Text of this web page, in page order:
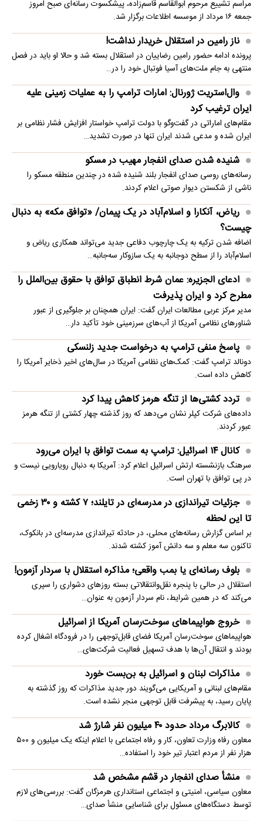
مراسم تشییع مرحوم ابوالقاسم قاسم‌زاده، پیشکسوت رسانه‌ای صبح امروز
جمعه ۱۶ مرداد از موسسه اطلاعات برگزار شد.
ناز رامین در استقلال خریدار نداشت!
پرونده ادامه حضور رامین رضاییان در استقلال بسته شد و حالا او باید در فصل
منتهی به جام ملت‌های آسیا فوتبال خود را در…
وال‌استریت ژورنال: امارات ترامپ را به عملیات زمینی علیه
ایران ترغیب کرد
مقام‌های اماراتی در گفت‌وگو با دولت ترامپ خواستار افزایش فشار نظامی بر
ایران شده و مدعی شدند ایران تنها در صورت تشدید…
شنیده شدن صدای انفجار مهیب در مسکو
رسانه‌های روسی صدای انفجار بلند شنیده شده در چندین منطقه مسکو را
ناشی از شکستن دیوار صوتی اعلام کردند.
ریاض، آنکارا و اسلام‌آباد در یک پیمان/ «توافق مکه» به دنبال
چیست؟
اضافه شدن ترکیه به یک چارچوب دفاعی جدید می‌تواند همکاری ریاض و
اسلام‌آباد را از سطح دوجانبه به یک سازوکار سه‌جانبه…
ادعای الجزیره: عمان شرط انطباق توافق با حقوق بین‌الملل را
مطرح کرد و ایران پذیرفت
مدیر مرکز عربی مطالعات ایران گفت: ایران همچنان بر جلوگیری از عبور
شناورهای نظامی آمریکا از آب‌های سرزمینی خود تأکید دار…
پاسخ منفی ترامپ به درخواست جدید زلنسکی
دونالد ترامپ گفت: کمک‌های نظامی آمریکا در سال‌های اخیر ذخایر آمریکا را
کاهش داده است.
تردد کشتی‌ها از تنگه هرمز کاهش پیدا کرد
داده‌های شرکت کپلر نشان می‌دهد که روز گذشته چهار کشتی از تنگه هرمز
عبور کردند.
کانال ۱۴ اسرائیل: ترامپ به سمت توافق با ایران می‌رود
سرهنگ بازنشسته ارتش اسرائیل اعلام کرد: آمریکا به دنبال رویارویی نیست و
در پی توافق با تهران است.
جزئیات تیراندازی در مدرسه‌ای در تایلند؛ ۷ کشته و ۳۰ زخمی
تا این لحظه
بر اساس گزارش رسانه‌های محلی، در حادثه تیراندازی مدرسه‌ای در بانکوک،
تاکنون سه معلم و سه دانش آموز کشته شدند.
بلوف رسانه‌ای یا بمب واقعی؛ مذاکره استقلال با سردار آزمون!
استقلال در حالی با پنجره نقل‌وانتقالاتی بسته روزهای دشواری را سپری
می‌کند که در همین شرایط، نام سردار آزمون به عنوان…
خروج هواپیماهای سوخت‌رسان آمریکا از اسرائیل
هواپیماهای سوخت‌رسان آمریکا فضای قابل‌توجهی را در فرودگاه اشغال کرده
بودند و انتقال آن‌ها با هدف تسهیل فعالیت شرکت‌های…
مذاکرات لبنان و اسرائیل به بن‌بست خورد
مقام‌های لبنانی و آمریکایی می‌گویند دور جدید مذاکرات که روز گذشته به
پایان رسید، به پیشرفت قابل توجهی منجر نشده است.
کالابرگ مرداد حدود ۴۰‌ میلیون نفر شارژ شد
معاون رفاه وزارت تعاون، کار و رفاه اجتماعی با اعلام اینکه یک میلیون و ۵۰۰
هزار نفر از مردم اعتبار تیر خود را استفاده…
منشأ صدای انفجار در قشم مشخص شد
معاون سیاسی، امنیتی و اجتماعی استانداری هرمزگان گفت: بررسی‌های لازم
توسط دستگاه‌های مسئول برای شناسایی منشأ صدای…